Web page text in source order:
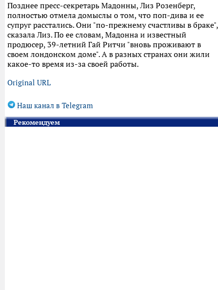
Позднее пресс-секретарь Мадонны, Лиз Розенберг,
полностью отмела домыслы о том, что поп-дива и ее
супруг расстались. Они "по-прежнему счастливы в браке",
сказала Лиз. По ее словам, Мадонна и известный
продюсер, 39-летний Гай Ритчи "вновь проживают в
своем лондонском доме". А в разных странах они жили
какое-то время из-за своей работы.
Original URL
Наш канал в Telegram
Рекомендуем